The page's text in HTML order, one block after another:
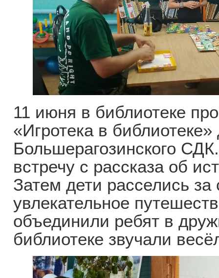
11 июня в библиотеке
«Игротека в библиотеке»
Большерагозинского
встречу с рассказа об
Затем дети расселись
увлекательное
объединили ребят в
библиотеке звучали